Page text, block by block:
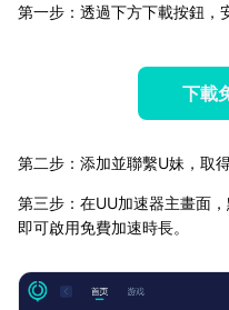
第一步：透過下方下載按鈕，
下載
第二步：添加並聯繫U妹，取
第三步：在UU加速器主畫面
即可啟用免費加速時長。